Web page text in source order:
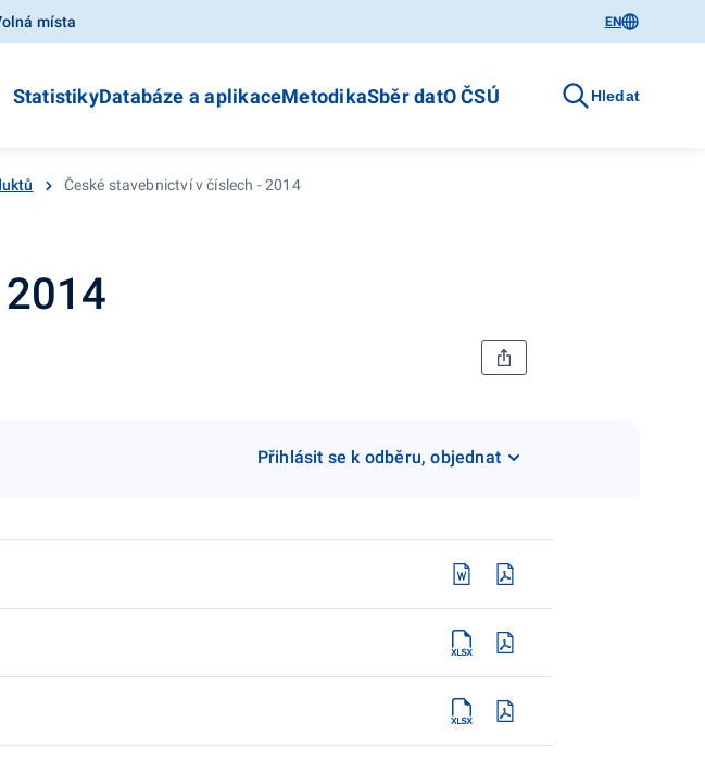
místa EN
StatistikyDatabáze a aplikaceMetodikaSběr datO ČSÚ Hledat
České stavebnictví v číslech - 2014
Přihlásit se k odběru, objednat